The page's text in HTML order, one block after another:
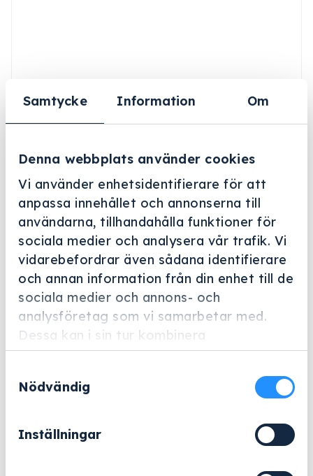
Samtycke Information Om
Denna webbplats använder cookies
Vi använder enhetsidentifierare för att
anpassa innehållet och annonserna till
användarna, tillhandahålla funktioner för
sociala medier och analysera vår trafik. Vi
vidarebefordrar även sådana identifierare
och annan information från din enhet till de
sociala medier och annons- och
analysföretag som vi samarbetar med.
Dessa kan i sin tur kombinera
informationen med annan information som
samlat in när du har använt deras tjänster.
Nödvändig
Inställningar
Helskärm
Miele Professional
ProCare Med 40 – 1 l (Typ 1)
Spolglans, neutralt, 1 l med uthällningshjälp för
eftersköljning av instrument/utensilier